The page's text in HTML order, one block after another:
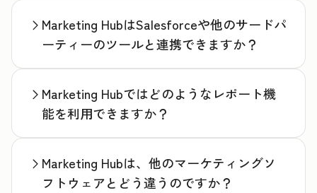
Marketing HubはSalesforceや他のサードパ
ーティーのツールと連携できますか？
Marketing Hubではどのようなレポート機
能を利用できますか？
Marketing Hubは、他のマーケティングソ
フトウェアとどう違うのですか？